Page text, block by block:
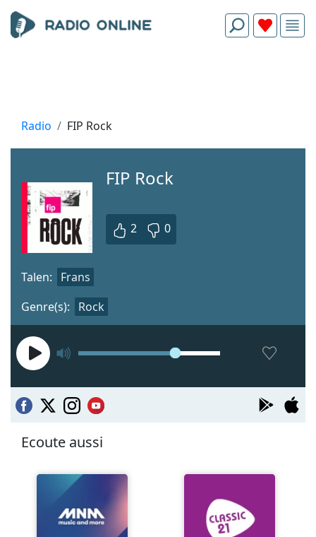
Radio FIP Rock
FIP Rock
2 0
Genre(s): Rock
Talen: Frans
Ecoute aussi